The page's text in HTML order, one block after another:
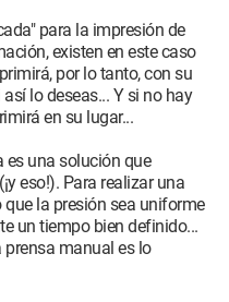
para la impresión de
existen en este caso
por lo tanto, con su
lo deseas... Y si no hay
en su lugar...
es una solución que
eso!). Para realizar una
la presión sea uniforme
un tiempo bien definido...
prensa manual es lo